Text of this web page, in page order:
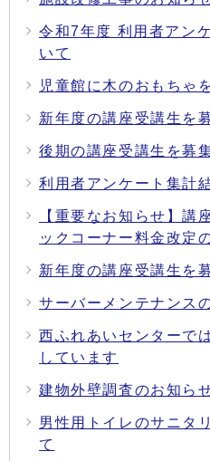
令和7年度 利用者アン
いて
児童館に木のおもちゃ
新年度の講座受講生を
後期の講座受講生を募
利用者アンケート集計
【重要なお知らせ】講
ックコーナー料金改定
新年度の講座受講生を
サーバーメンテナンス
西ふれあいセンターで
しています
建物外壁調査のお知ら
男性用トイレのサニタ
て